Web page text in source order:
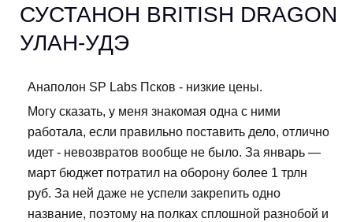
СУСТАНОН BRITISH DRAGON
УЛАН-УДЭ
Анаполон SP Labs Псков - низкие цены.
Могу сказать, у меня знакомая одна с ними
работала, если правильно поставить дело, отлично
идет - невозвратов вообще не было. За январь —
март бюджет потратил на оборону более 1 трлн
руб. За ней даже не успели закрепить одно
название, поэтому на полках сплошной разнобой и